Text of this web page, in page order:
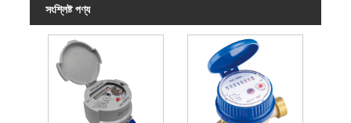
সংশ্লিষ্ট পণ্য